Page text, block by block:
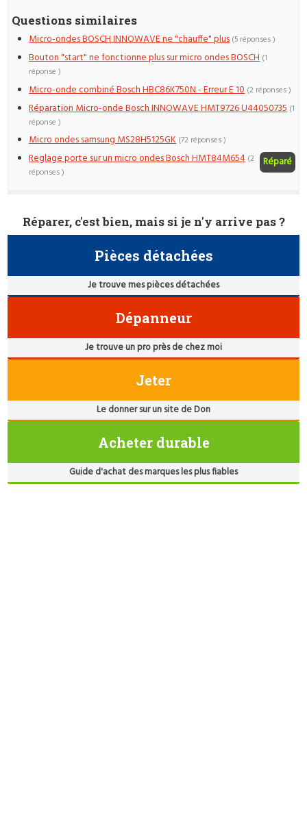
Questions similaires
Micro-ondes BOSCH INNOWAVE ne "chauffe" plus (5 réponses )
Bouton "start" ne fonctionne plus sur micro ondes BOSCH (1
réponse )
Micro-onde combiné Bosch HBC86K750N - Erreur E 10 (2 réponses )
Réparation Micro-onde Bosch INNOWAVE HMT9726 U44050735 (1
réponse )
Micro ondes samsung MS28H5125GK (72 réponses )
Reglage porte sur un micro ondes Bosch HMT84M654 Réparé
(2
réponses )
Réparer, c'est bien, mais si je n'y arrive pas ?
Pièces détachées
Je trouve mes pièces détachées
Dépanneur
Je trouve un pro près de chez moi
Jeter
Le donner sur un site de Don
Acheter durable
Guide d'achat des marques les plus fiables